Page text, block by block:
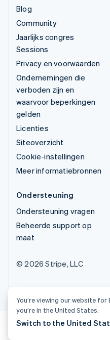
Blog
Community
Jaarlijks congres
Sessions
Privacy en voorwaarden
Ondernemingen die
verboden zijn en
waarvoor beperkingen
gelden
Licenties
Siteoverzicht
Cookie-instellingen
Meer informatiebronnen
Ondersteuning
Ondersteuning vragen
Beheerde support op
maat
© 2026 Stripe, LLC
You’re viewing our website
you’re in the United States.
Switch to the United